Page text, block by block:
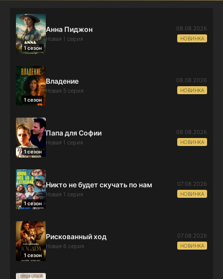
1 сезон
Анна Пиджон
Новая 1 серия
08.08.2026
НОВИНКА
1 сезон
Владение
Новая 5 серия
08.08.2026
НОВИНКА
1 сезон
Папа для Софии
Новая 1 серия
08.08.2026
НОВИНКА
1 сезон
Никто не будет скучать по нам
Новая 1 серия
07.08.2026
НОВИНКА
1 сезон
Рискованный ход
Новая 6 серия
07.08.2026
НОВИНКА